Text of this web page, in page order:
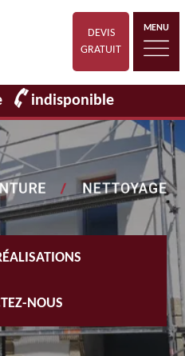
DEVIS
GRATUIT
MENU
indisponible
NOUS